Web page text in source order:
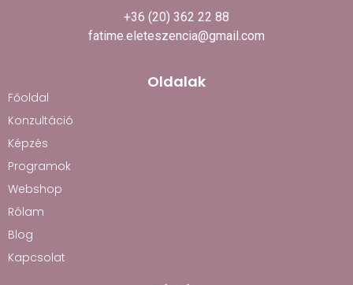
+36 (20) 362 22 88
fatime.eleteszencia@gmail.com
Oldalak
Főoldal
Konzultáció
Képzés
Programok
Webshop
Rólam
Blog
Kapcsolat